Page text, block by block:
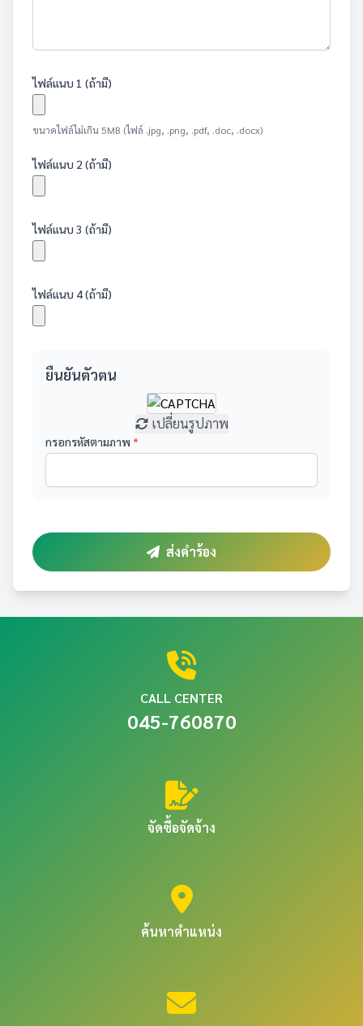
ไฟล์แนบ 1 (ถ้ามี)
ขนาดไฟล์ไม่เกิน 5MB (ไฟล์ .jpg, .png, .pdf, .doc, .docx)
ไฟล์แนบ 2 (ถ้ามี)
ไฟล์แนบ 3 (ถ้ามี)
ไฟล์แนบ 4 (ถ้ามี)
ยืนยันตัวตน
เปลี่ยนรูปภาพ
กรอกรหัสตามภาพ *
ส่งคำร้อง
CALL CENTER
045-760870
จัดซื้อจัดจ้าง
ค้นหาตำแหน่ง